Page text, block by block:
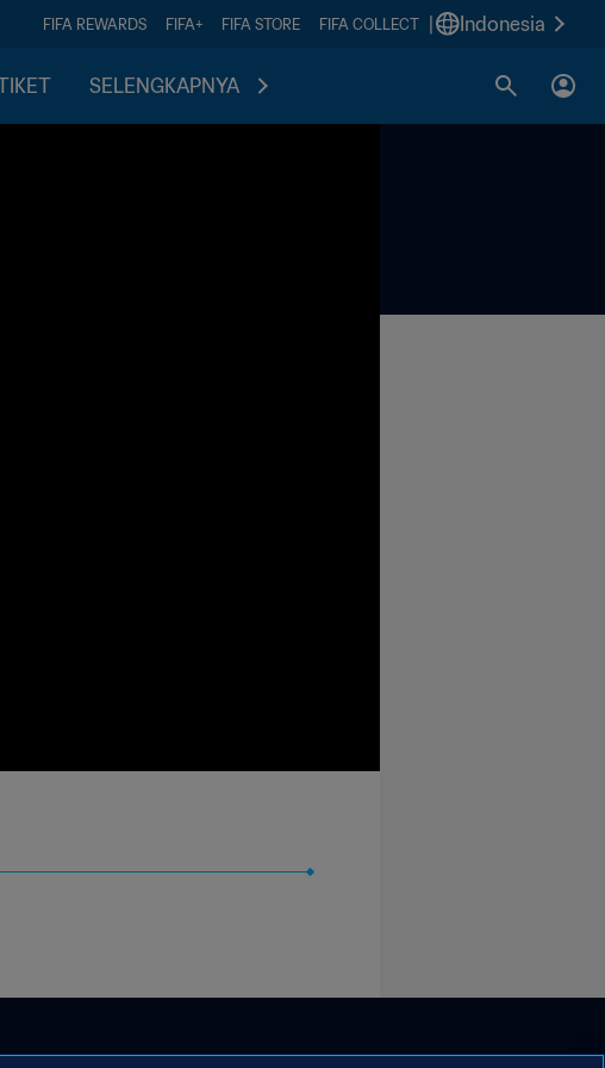
FIFA REWARDS FIFA+ FIFA STORE FIFA COLLECT Indonesia
SELENGKAPNYA